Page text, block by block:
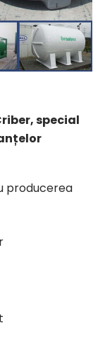
special
producerea